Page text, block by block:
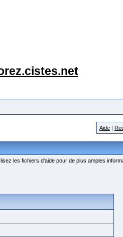
Aide |
les fichiers d'aide pour de plus amples